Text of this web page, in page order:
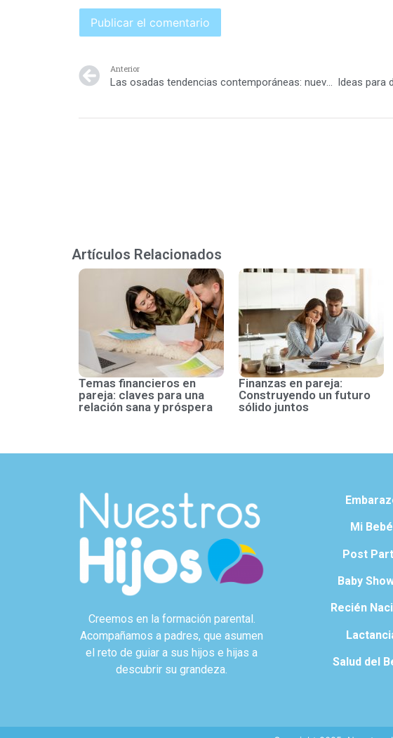
Anterior
Las osadas tendencias contemporáneas: nuevos colores en la mesa
Artículos Relacionados
Temas financieros en
pareja: claves para una
relación sana y próspera
Finanzas en pareja:
Construyendo un futuro
sólido juntos
Creemos en la formación parental.
Acompañamos a padres, que asumen
el reto de guiar a sus hijos e hijas a
descubrir su grandeza.
Mi Bebé
Post
Baby
Recién
Salud del